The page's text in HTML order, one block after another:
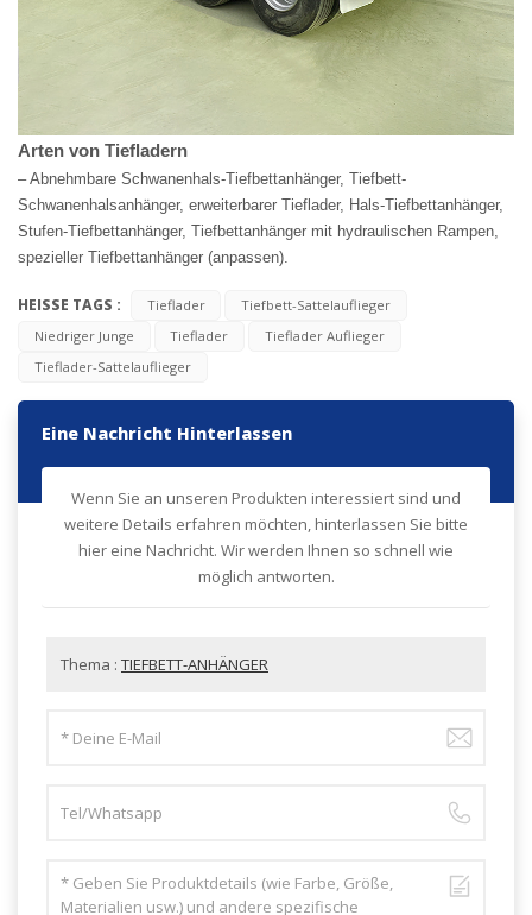
Arten von Tiefladern
– Abnehmbare Schwanenhals-Tiefbettanhänger, Tiefbett-
Schwanenhalsanhänger, erweiterbarer Tieflader, Hals-Tiefbettanhänger,
Stufen-Tiefbettanhänger, Tiefbettanhänger mit hydraulischen Rampen,
spezieller Tiefbettanhänger (anpassen).
HEISSE TAGS : Tieflader
Tiefbett-Sattelauflieger
Niedriger Junge
Tieflader
Tieflader Auflieger
Tieflader-Sattelauflieger
Eine Nachricht Hinterlassen
Wenn Sie an unseren Produkten interessiert sind und
weitere Details erfahren möchten, hinterlassen Sie bitte
hier eine Nachricht. Wir werden Ihnen so schnell wie
möglich antworten.
Thema : TIEFBETT-ANHÄNGER